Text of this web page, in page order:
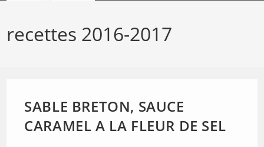
recettes 2016-2017
SABLE BRETON, SAUCE
CARAMEL A LA FLEUR DE SEL